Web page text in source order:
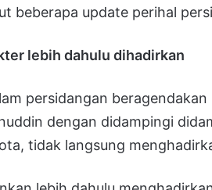
beberapa update perihal
lebih dahulu dihadirkan
persidangan
dengan didampingi
tidak langsung